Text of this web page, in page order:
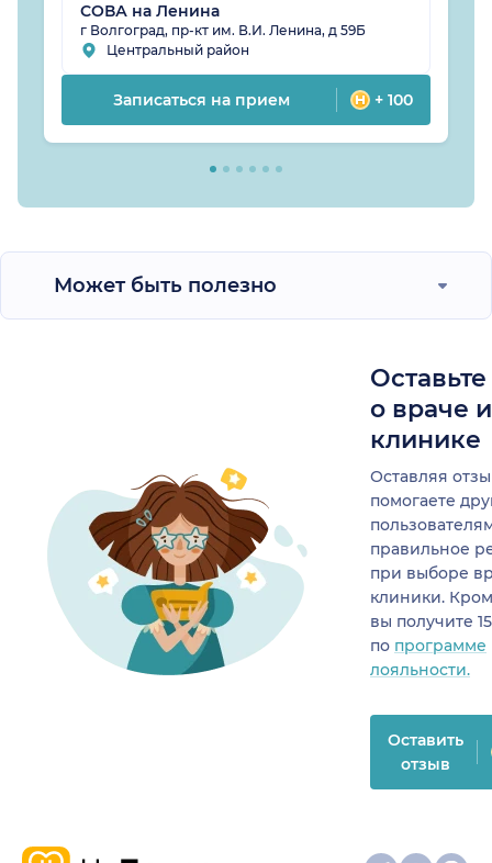
СОВА на Ленина
г Волгоград, пр-кт им. В.И. Ленина, д 59Б
Центральный район
Записаться на прием + 100
Может быть полезно
о враче
клинике
Оставляя
помогаете
правильное
при выборе
клиники.
вы получите
по программе
лояльности.
Оставить
отзыв